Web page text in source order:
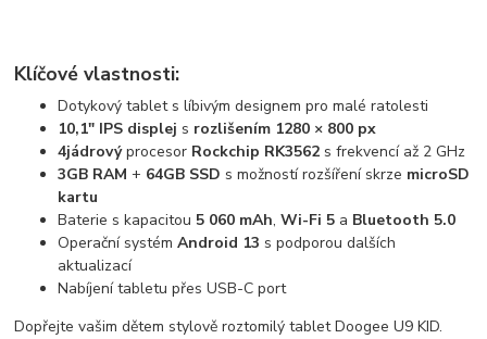
Klíčové vlastnosti:
Dotykový tablet s líbivým designem pro malé ratolesti
10,1" IPS displej s rozlišením 1280 × 800 px
4jádrovýprocesor Rockchip RK3562 s frekvencí až 2 GHz
3GB RAM + 64GB SSD s možností rozšíření skrze microSD
kartu
Baterie s kapacitou 5 060 mAh,Wi-Fi 5 a Bluetooth 5.0
Operační systém Android 13 s podporou dalších
aktualizací
Nabíjení tabletu přes USB-C port
Dopřejte vašim dětem stylově roztomilý tablet Doogee U9 KID.